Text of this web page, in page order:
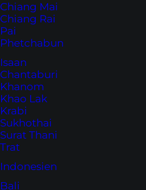
Chiang Mai
Chiang Rai
Pai
Phetchabun
Isaan
Chantaburi
Khanom
Khao Lak
Krabi
Sukhothai
Surat Thani
Trat
Indonesien
Bali